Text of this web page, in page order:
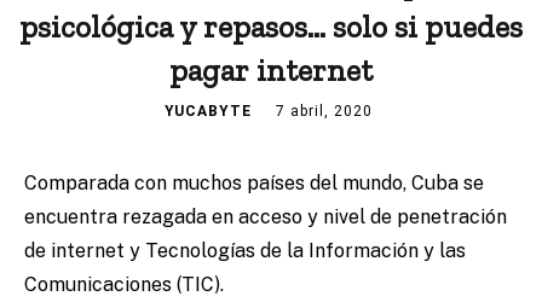
psicológica y repasos… solo si puedes
pagar internet
YUCABYTE 7 abril, 2020
Comparada con muchos países del mundo, Cuba se
encuentra rezagada en acceso y nivel de penetración
de internet y Tecnologías de la Información y las
Comunicaciones (TIC).